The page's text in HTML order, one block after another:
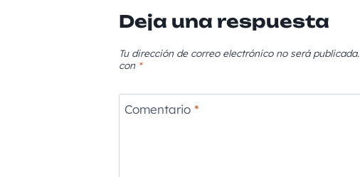
Deja una respuesta
Tu dirección de correo electrónico no será publicada.
con *
Comentario *